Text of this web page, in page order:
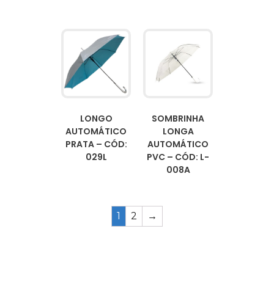
LONGO
AUTOMÁTICO
PRATA – CÓD:
029L
SOMBRINHA
LONGA
AUTOMÁTICO
PVC – CÓD: L-
008A
1 2 →